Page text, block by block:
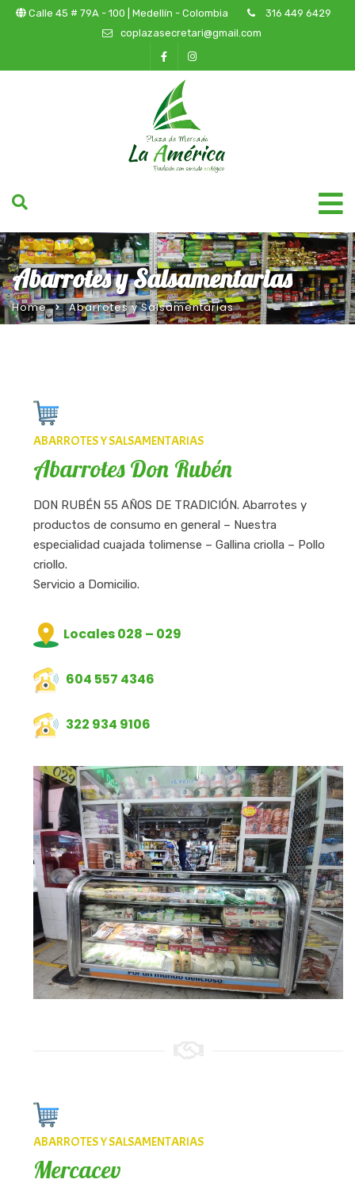
Calle 45 # 79A - 100 | Medellín - Colombia
316 449 6429
coplazasecretari@gmail.com
Abarrotes y Salsamentarias
Home Abarrotes y Salsamentarias
ABARROTES Y SALSAMENTARIAS
Abarrotes Don Rubén
DON RUBÉN 55 AÑOS DE TRADICIÓN. Abarrotes y
productos de consumo en general – Nuestra
especialidad cuajada tolimense – Gallina criolla – Pollo
criollo.
Servicio a Domicilio.
Locales 028 – 029
604 557 4346
322 934 9106
ABARROTES Y SALSAMENTARIAS
Mercacev